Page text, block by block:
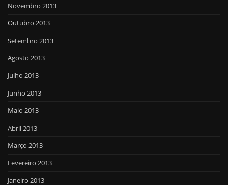
Novembro 2013
Outubro 2013
Setembro 2013
Agosto 2013
Julho 2013
Junho 2013
Maio 2013
Abril 2013
Março 2013
Fevereiro 2013
Janeiro 2013